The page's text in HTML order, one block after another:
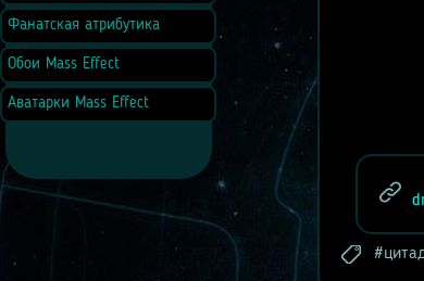
Фанатская атрибутика
Обои Mass Effect
Аватарки Mass Effect